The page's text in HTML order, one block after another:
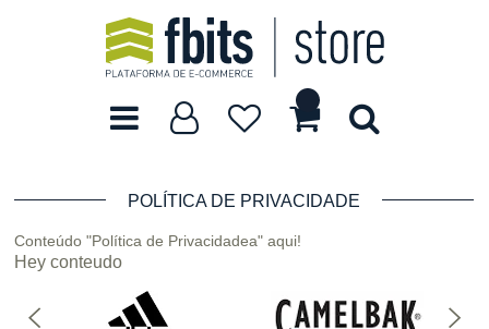
POLÍTICA DE PRIVACIDADE
Conteúdo "Política de Privacidadea" aqui!
Hey conteudo